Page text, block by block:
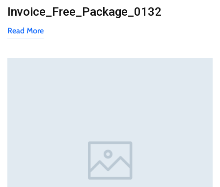
Invoice_Free_Package_0132
Read More